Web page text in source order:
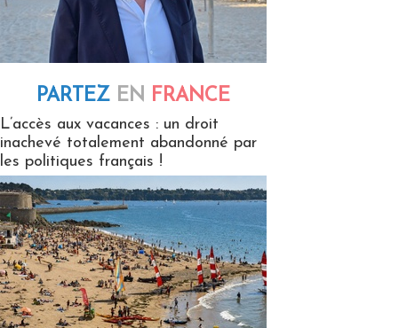
PARTEZ EN FRANCE
L’accès aux vacances : un droit
inachevé totalement abandonné par
les politiques français !